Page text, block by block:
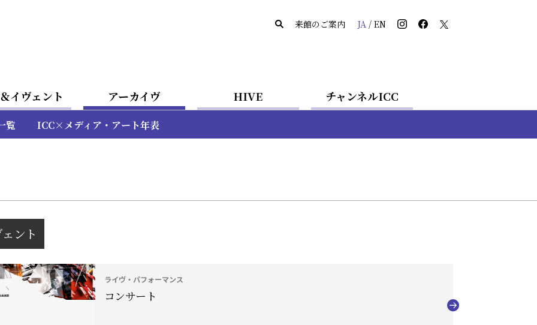
来館のご案内 JA/ EN
イヴェント アーカイヴ HIVE チャンネルICC
覧 ICC×メディア・アート年表
ント
ライヴ・パフォーマンス
コンサート